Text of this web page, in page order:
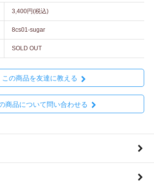
3,400円(税込)
8cs01-sugar
SOLD OUT
この商品を友達に教える
商品について問い合わせる